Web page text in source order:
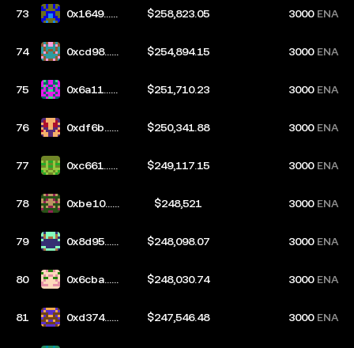
73
0x1649...a
$258,823.05 3000 ENA
74
0xcd98...a
$254,894.15 3000 ENA
75
0x6a11...b
$251,710.23 3000 ENA
76
0xdf6b...d
$250,341.88 3000 ENA
77
0xc661...3
$249,117.15 3000 ENA
78
0xbe10...0
$248,521 3000 ENA
79
0x8d95...3
$248,098.07 3000 ENA
80
0x6cba...0
$248,030.74 3000 ENA
81
0xd374...6
$247,546.48 3000 ENA